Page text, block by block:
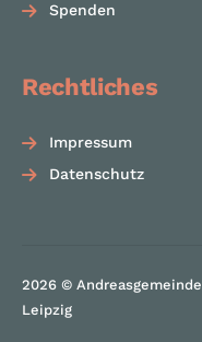
Spenden
Rechtliches
Impressum
Datenschutz
2026 © Andreasgemeinde
Leipzig